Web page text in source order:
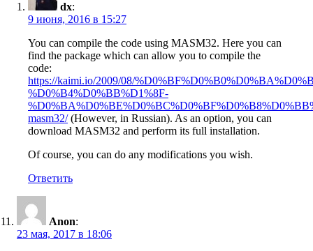
dx:
9 июня, 2016 в 15:27
You can compile the code using MASM32. Here you can
find the package which can allow you to compile the
code:
https://kaimi.io/2009/08/
%D0%B4%D0%BB%D1%8F-
masm32/(However, in Russian). As an option, you can
download MASM32 and perform its full installation.
Of course, you can do any modifications you wish.
Ответить
Anon:
23 мая, 2017 в 18:06